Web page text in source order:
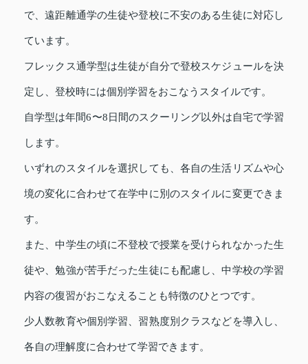
で、遠距離通学の生徒や登校に不安のある生徒に対応し
ています。
フレックス通学型は生徒が自分で登校スケジュールを決
定し、登校時には個別学習をおこなうスタイルです。
自学型は年間6〜8日間のスクーリング以外は自宅で学習
します。
いずれのスタイルを選択しても、各自の生活リズムや心
境の変化に合わせて在学中に別のスタイルに変更できま
す。
また、中学生の頃に不登校で授業を受けられなかった生
徒や、勉強が苦手だった生徒にも配慮し、中学校の学習
内容の復習がおこなえることも特徴のひとつです。
少人数教育や個別学習、習熟度別クラスなどを導入し、
各自の理解度に合わせて学習できます。